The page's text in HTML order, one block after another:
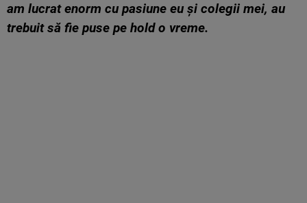
am lucrat enorm cu pasiune eu și colegii mei, au
trebuit să fie puse pe hold o vreme.